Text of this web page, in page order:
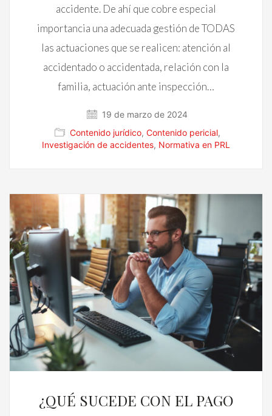
accidente. De ahí que cobre especial
importancia una adecuada gestión de TODAS
las actuaciones que se realicen: atención al
accidentado o accidentada, relación con la
familia, actuación ante inspección…
19 de marzo de 2024
Contenido jurídico, Contenido pericial,
Investigación de accidentes, Normativa en PRL
¿QUÉ SUCEDE CON EL PAGO